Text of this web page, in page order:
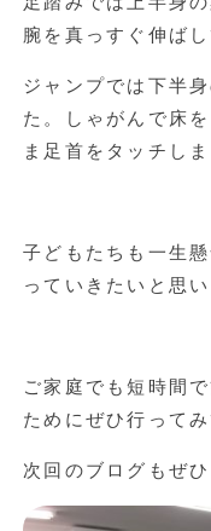
腕を真っすぐ伸ば
ジャンプでは下半
た。しゃがんで床
ま足首をタッチしま
子どもたちも一生
っていきたいと思い
ご家庭でも短時間
ためにぜひ行ってみ
次回のブログもぜ